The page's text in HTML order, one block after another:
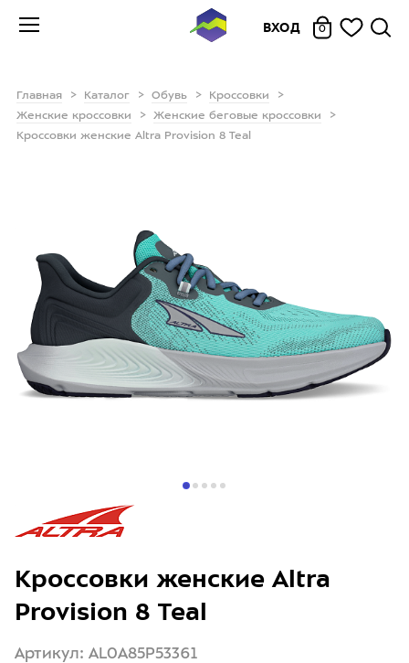
ВХОД 0
Главная Каталог Обувь
Кроссовки
Женские кроссовки
Женские беговые кроссовки
Кроссовки женские Altra Provision 8 Teal
Кроссовки женские Altra
Provision 8 Teal
Артикул: AL0A85P53361